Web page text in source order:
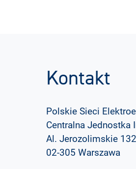
Kontakt
Polskie Sieci
Centralna Jednostka
Al. Jerozolimskie 132
02-305 Warszawa